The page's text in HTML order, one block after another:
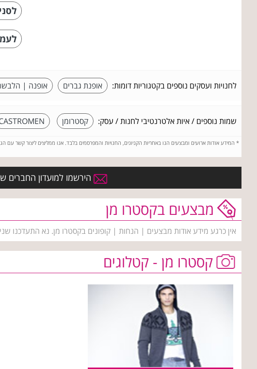
לחנויות ועסקים נוספים בקטגוריות דומות: אופנת גברים אופנה |
שמות נוספים / איות אלטרנטיבי לחנות / עסק: קסטרומן
* המידע אודות ארועים ומבצעים הנו באחריות הקניונים, החנויות והמפרסמים בלבד. אנו ממליצים ליצור קשר עם
הירשמו למועדון החברים
מבצעים בקסטרו מן
אין כרגע מידע אודות מבצעים | הנחות | קופונים בקסטרו מן. נא התעדכנו
קסטרו מן - קטלוגים